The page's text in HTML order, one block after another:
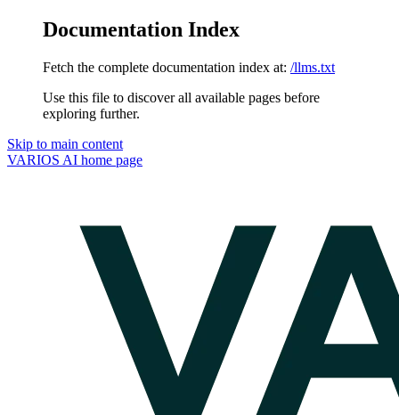
Documentation Index
Fetch the complete documentation index at: /llms.txt
Use this file to discover all available pages before
exploring further.
Skip to main content
VARIOS AI home page